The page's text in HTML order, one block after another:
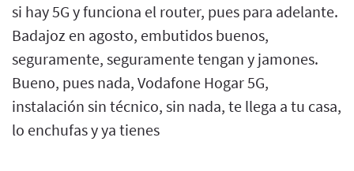
si hay 5G y funciona el router, pues para adelante.
Badajoz en agosto, embutidos buenos,
seguramente, seguramente tengan y jamones.
Bueno, pues nada, Vodafone Hogar 5G,
instalación sin técnico, sin nada, te llega a tu casa,
lo enchufas y ya tienes